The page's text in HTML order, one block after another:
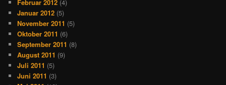
Februar 2012 (4)
Januar 2012 (5)
November 2011 (5)
Oktober 2011 (6)
September 2011 (8)
August 2011 (9)
Juli 2011 (5)
Juni 2011 (3)